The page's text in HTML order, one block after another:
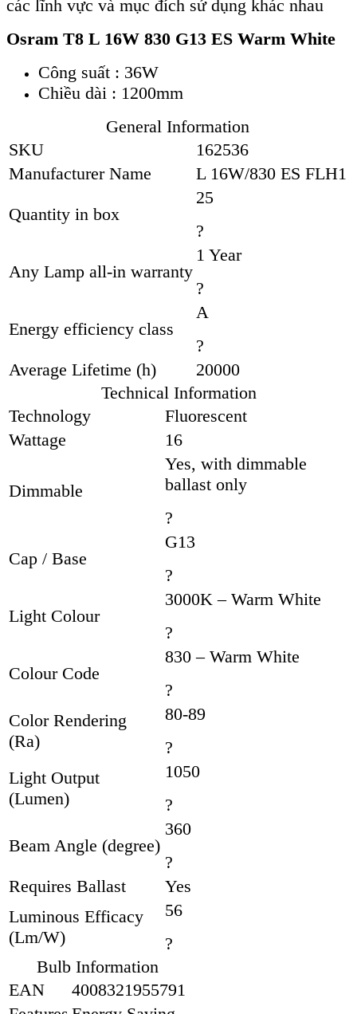
các lĩnh vực và mục đích sử dụng khác nhau
Osram T8 L 16W 830 G13 ES Warm White
Công suất : 36W
Chiều dài : 1200mm
General Information
SKU
162536
Manufacturer Name
L 16W/830 ES FLH1
Quantity in box
25
?
Any Lamp all-in warranty
1 Year
?
Energy efficiency class
A
?
Average Lifetime (h)
20000
Technical Information
Technology
Fluorescent
Wattage
16
Dimmable
Yes, with dimmable
ballast only
?
Cap / Base
G13
?
Light Colour
3000K – Warm White
?
Colour Code
830 – Warm White
?
Color Rendering
(Ra)
80-89
?
Light Output
(Lumen)
1050
?
Beam Angle (degree)
360
?
Requires Ballast
Yes
Luminous Efficacy
(Lm/W)
56
?
Bulb Information
EAN
4008321955791